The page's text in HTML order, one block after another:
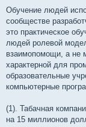
Обучение людей
сообществе
это практическое
людей ролевой
взаимопомощи, а не
характерной для
образовательные
компьютерные
(1). Табачная
на 15 миллионов